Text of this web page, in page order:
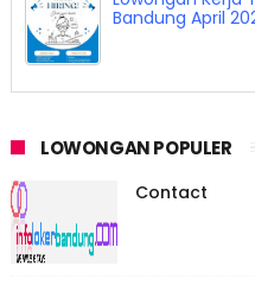
INLINE Studio
LOWONGAN POPULER
Contact